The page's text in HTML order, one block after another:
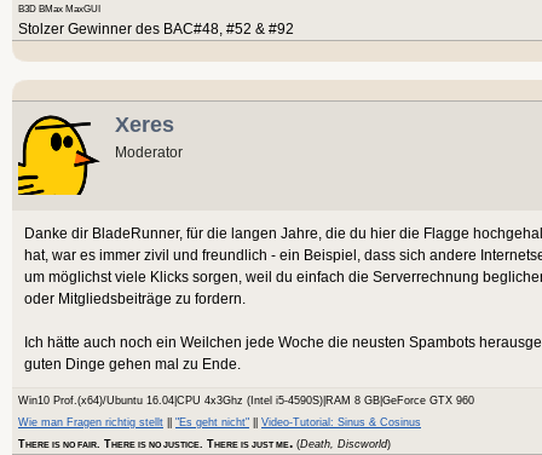
B3D BMax MaxGUI
Stolzer Gewinner des BAC#48, #52 & #92
Xeres
Moderator
Danke dir BladeRunner, für die langen Jahre, die du hier die Flagge
hat, war es immer zivil und freundlich - ein Beispiel, dass sich andere
um möglichst viele Klicks sorgen, weil du einfach die Serverrechnung
oder Mitgliedsbeiträge zu fordern.
Ich hätte auch noch ein Weilchen jede Woche die neusten Spambots
guten Dinge gehen mal zu Ende.
Win10 Prof.(x64)/Ubuntu 16.04|CPU 4x3Ghz (Intel i5-4590S)|RAM 8 GB|GeForce GTX 960
Wie man Fragen richtig stellt
"Es geht nicht"
Video-Tutorial: Sinus & Cosinus
THERE IS NO FAIR. THERE IS NO JUSTICE. THERE IS JUST ME. (Death, Discworld)